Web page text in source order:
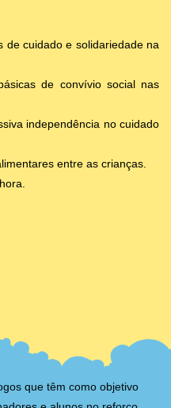
de cuidado e solidariedade na
de convívio social nas
independência no cuidado
entre as crianças.
que têm como objetivo